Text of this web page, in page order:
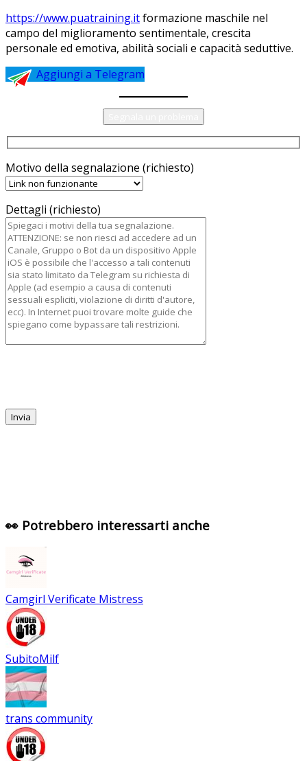
https://www.puatraining.itformazione maschile nel
campo del miglioramento sentimentale, crescita
personale ed emotiva, abilità sociali e capacità seduttive.
Aggiungi a Telegram
Motivo della segnalazione (richiesto)
Dettagli (richiesto)
👀 Potrebbero interessarti anche
Camgirl Verificate Mistress
SubitoMilf
trans community